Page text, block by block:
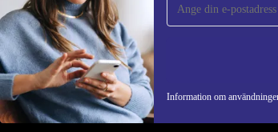
Information om
Missa aldrig ett erbjudande igen.
REFURBED SVERIGE - RETHINK